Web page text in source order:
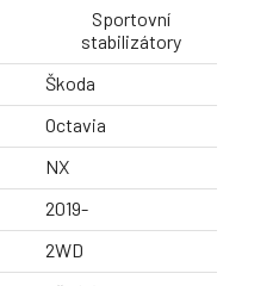
Sportovní
stabilizátory
Škoda
Octavia
NX
2019-
2WD